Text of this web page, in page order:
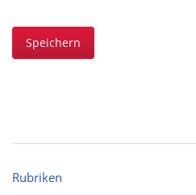
Speichern
Rubriken